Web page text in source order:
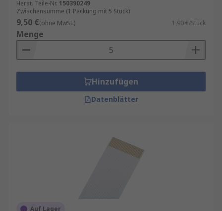
Herst. Teile-Nr. 150390249
Zwischensumme (1 Packung mit 5 Stück)
9,50 €(ohne MwSt.) 1,90 €/Stück
Menge
Hinzufügen
Datenblätter
Auf Lager